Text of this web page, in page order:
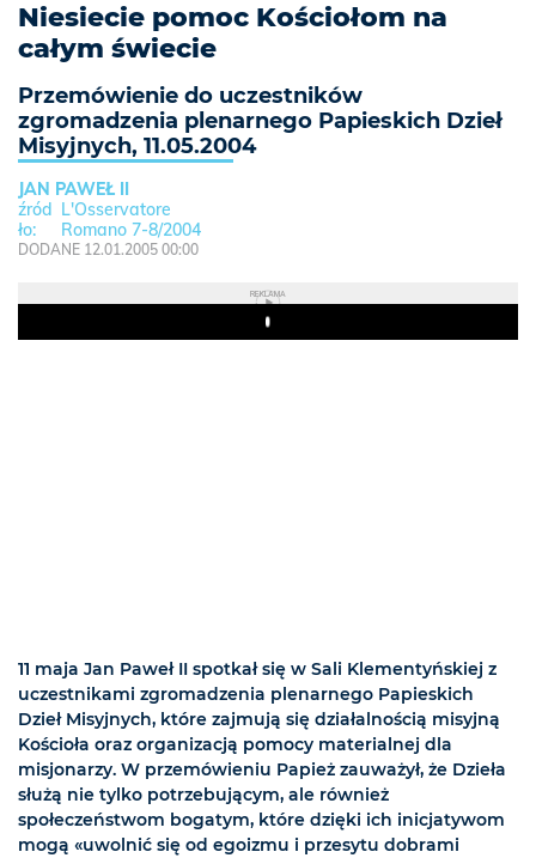
Niesiecie pomoc Kościołom na
całym świecie
Przemówienie do uczestników
zgromadzenia plenarnego Papieskich Dzieł
Misyjnych, 11.05.2004
JAN PAWEŁ II
L'Osservatore
Romano 7-8/2004
DODANE 12.01.2005 00:00
REKLAMA
Play
11 maja Jan Paweł II spotkał się w Sali Klementyńskiej z
uczestnikami zgromadzenia plenarnego Papieskich
Dzieł Misyjnych, które zajmują się działalnością misyjną
Kościoła oraz organizacją pomocy materialnej dla
misjonarzy. W przemówieniu Papież zauważył, że Dzieła
służą nie tylko potrzebującym, ale również
społeczeństwom bogatym, które dzięki ich inicjatywom
mogą «uwolnić się od egoizmu i przesytu dobrami